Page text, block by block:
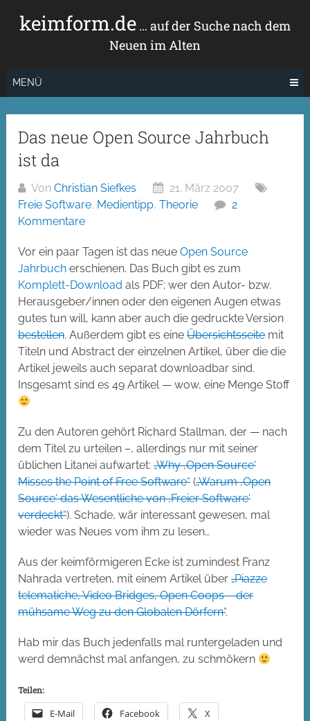
Inhaltkeimform.de… auf der Suche nach dem
Neuen im Alten
MENÜ
Das neue Open Source Jahrbuch
ist da
VonChristian Siefkes
21. März 2007
Freie Software, Medientipp,Theorie
2
Kommentare
Vor ein paar Tagen ist das neueOpen Source
Jahrbuch erschienen. Das Buch gibt es zum
Komplett-Download als PDF; wer den Autor- bzw.
Herausgeber/innen oder den eigenen Augen etwas
gutes tun will, kann aber auch die gedruckte Version
bestellen. Außerdem gibt es eineÜbersichtsseitemit
Titeln und Abstract der einzelnen Artikel, über die die
Artikel jeweils auch separat downloadbar sind.
Insgesamt sind es 49 Artikel — wow, eine Menge Stoff
Zu den Autoren gehört Richard Stallman, der — nach
dem Titel zu urteilen –, allerdings nur mit seiner
üblichen Litanei aufwartet:„Why ‚Open Source‘
Misses the Point of Free Software“(„Warum ‚Open
Source‘ das Wesentliche von ‚Freier Software‘
verdeckt“). Schade, wär interessant gewesen, mal
wieder was Neues vom ihm zu lesen…
Aus der keimförmigeren Ecke ist zumindest Franz
Nahrada vertreten, mit einem Artikel über„Piazze
telematiche, Video Bridges, Open Coops – der
mühsame Weg zu den Globalen Dörfern“.
Hab mir das Buch jedenfalls mal runtergeladen und
werd demnächst mal anfangen, zu schmökern
Teilen:
E-Mail Facebook X